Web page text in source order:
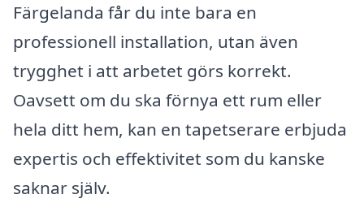
Färgelanda får du inte bara en
professionell installation, utan även
trygghet i att arbetet görs korrekt.
Oavsett om du ska förnya ett rum eller
hela ditt hem, kan en tapetserare erbjuda
expertis och effektivitet som du kanske
saknar själv.